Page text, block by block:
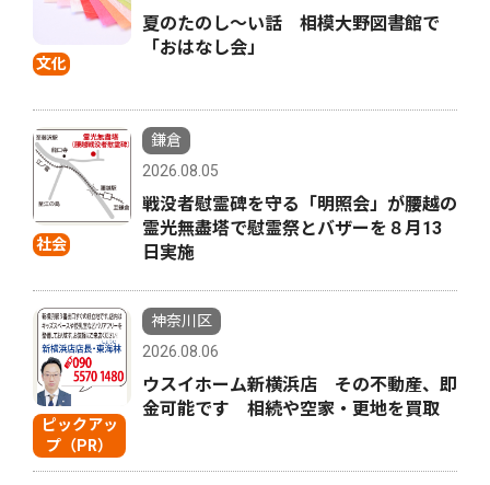
文化
夏のたのし〜い話 相模大野図書館で
「おはなし会」
社会
鎌倉
2026.08.05
戦没者慰霊碑を守る「明照会」が腰越の
霊光無盡塔で慰霊祭とバザーを８月13
日実施
ピックアッ
プ（PR）
神奈川区
2026.08.06
ウスイホーム新横浜店 その不動産、即
金可能です 相続や空家・更地を買取